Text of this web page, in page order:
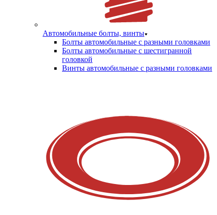
Автомобильные болты, винты
Болты автомобильные с разными головками
Болты автомобильные с шестигранной
головкой
Винты автомобильные с разными головками